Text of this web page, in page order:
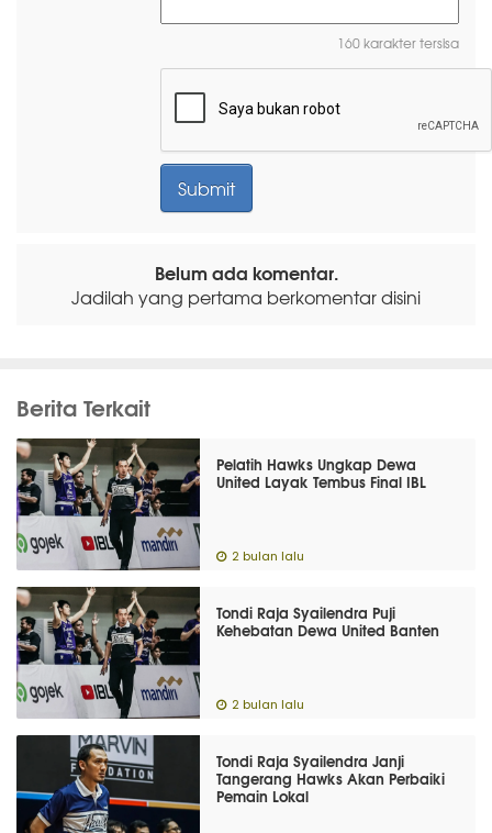
160 karakter tersisa
Belum ada komentar.
Jadilah yang pertama berkomentar disini
Berita Terkait
Pelatih Hawks Ungkap Dewa
United Layak Tembus Final IBL
2 bulan lalu
Tondi Raja Syailendra Puji
Kehebatan Dewa United Banten
2 bulan lalu
Tondi Raja Syailendra Janji
Tangerang Hawks Akan Perbaiki
Pemain Lokal